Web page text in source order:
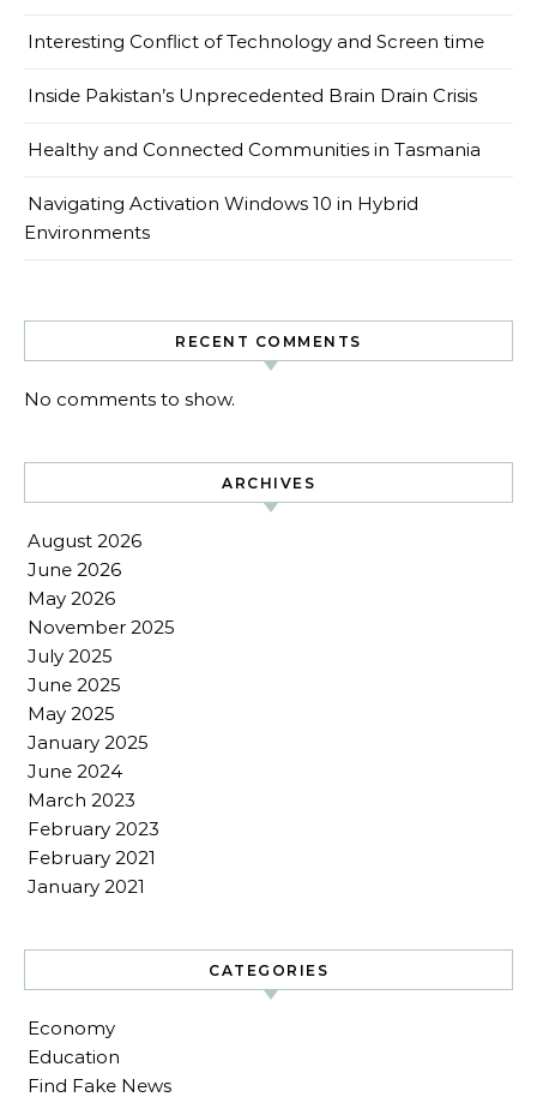
Interesting Conflict of Technology and Screen time
Inside Pakistan’s Unprecedented Brain Drain Crisis
Healthy and Connected Communities in Tasmania
Navigating Activation Windows 10 in Hybrid
Environments
RECENT COMMENTS
No comments to show.
ARCHIVES
August 2026
June 2026
May 2026
November 2025
July 2025
June 2025
May 2025
January 2025
June 2024
March 2023
February 2023
February 2021
January 2021
CATEGORIES
Economy
Education
Find Fake News